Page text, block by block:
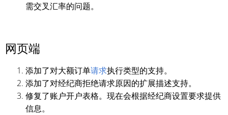
需交叉汇率的问题。
网页端
添加了对大额订单请求执行类型的支持。
添加了对经纪商拒绝请求原因的扩展描述支持。
修复了账户开户表格。现在会根据经纪商设置要求提供
信息。